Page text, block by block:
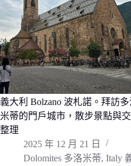
義大利 Bolzano 波札諾。拜訪
米蒂的門戶城市，散步景點與
整理
2025 年 12 月 21 日
Dolomites 多洛米蒂, Italy